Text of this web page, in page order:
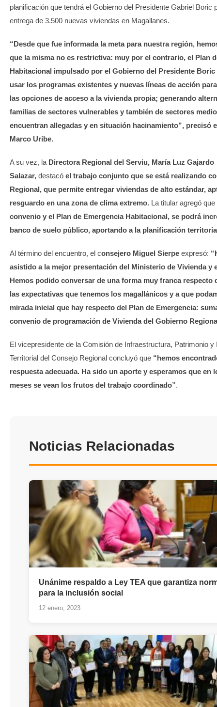
planificación que tendrá el Gobierno del Presidente Gabriel Boric
entrega de 3.500 nuevas viviendas en Magallanes.
“Desde que fue informada la meta para nuestra región,
que la misma no es restrictiva: muy por el contrario, el Plan
Habitacional impulsado por el Gobierno del Presidente Boric
usar los programas existentes y nuevas líneas de acción
las opciones de acceso a la vivienda propia; generando
familias de sectores vulnerables y también de sectores
encuentran allegadas y en situación hacinamiento”, precisó
Marco Uribe.
A su vez, la Directora Regional del Serviu, María Luz Gajardo
Salazar, destacó el trabajo conjunto que se está realizando
Regional, que permite entregar viviendas de alto estándar,
resguardo en una zona de clima extremo. La titular agregó que
convenio y el Plan de Emergencia Habitacional, se podrá
banco de suelo público, aportando a la planificación
Al término del encuentro, el consejero Miguel Sierpe expresó:
asistido a la mejor presentación del Ministerio de Vivienda y
Hemos podido conversar de una forma muy franca respecto
las expectativas que tenemos los magallánicos y a que
mirada inicial que hay respecto del Plan de Emergencia:
convenio de programación de Vivienda del Gobierno
El vicepresidente de la Comisión de Infraestructura, Patrimonio y
Territorial del Consejo Regional concluyó que “hemos
respuesta adecuada. Ha sido un aporte y esperamos que en
meses se vean los frutos del trabajo coordinado”.
Noticias Relacionadas
Unánime respaldo a Ley TEA que garantiza
para la inclusión social
12 enero, 2023